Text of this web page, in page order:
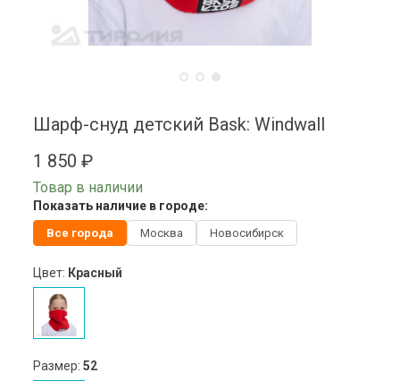
Шарф-снуд детский Bask: Windwall
1 850 ₽
Товар в наличии
Показать наличие в городе:
Все города Москва Новосибирск
Цвет: Красный
Размер:52